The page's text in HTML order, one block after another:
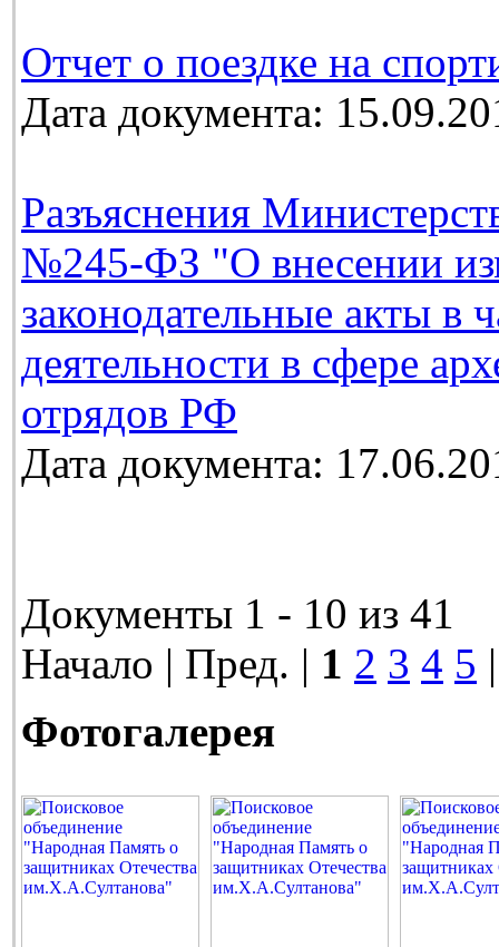
Отчет о поездке на
Дата документа:
Разъяснения
№245-ФЗ "О внесении
законодательные акты в
деятельности в сфере
отрядов РФ
Дата документа:
Документы 1 - 10 из 41
Начало | Пред. | 1 2 3 4 5
Фотогалерея